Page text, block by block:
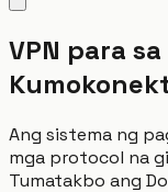
VPN para
Ang sistema ng
mga protocol na
Tumatakbo ang